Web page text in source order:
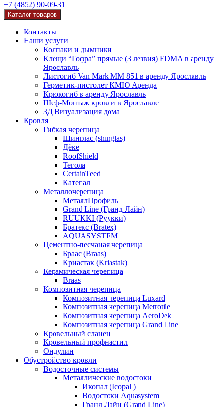
+7 (4852) 90-09-31
Каталог товаров
Контакты
Наши услуги
Колпаки и дымники
Клещи “Гофра” прямые (3 лезвия) EDMA в аренду
Ярославль
Листогиб Van Mark MM 851 в аренду Ярославль
Герметик-пистолет КМЮ Аренда
Крюкогиб в аренду Ярославль
Шеф-Монтаж кровли в Ярославле
3Д Визуализация дома
Кровля
Гибкая черепица
Шинглас (shinglas)
Дёке
RoofShield
Тегола
CertainTeed
Катепал
Металлочерепица
МеталлПрофиль
Grand Line (Гранд Лайн)
RUUKKI (Руукки)
Братекс (Bratex)
AQUASYSTEM
Цементно-песчаная черепица
Браас (Braas)
Криастак (Kriastak)
Керамическая черепица
Braas
Композитная черепица
Композитная черепица Luxard
Композитная черепица Metrotile
Композитная черепица AeroDek
Композитная черепица Grand Line
Кровельный сланец
Кровельный профнастил
Ондулин
Обустройство кровли
Водосточные системы
Металлические водостоки
Икопал (Icopal )
Водостоки Aquasystem
Гранд Лайн (Grand Line)